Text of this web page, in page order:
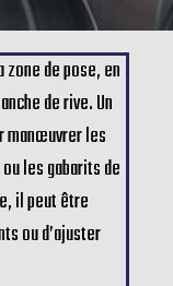
de pose, en
de rive. Un
manœuvrer les
les gabarits de
il peut être
ou d’ajuster